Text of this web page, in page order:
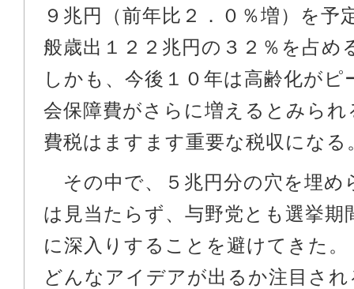
９兆円（前年比２．０％増）を予
般歳出１２２兆円の３２％を占め
しかも、今後１０年は高齢化がピ
会保障費がさらに増えるとみら
費税はますます重要な税収になる
その中で、５兆円分の穴を埋め
は見当たらず、与野党とも選挙期
に深入りすることを避けてきた。
どんなアイデアが出るか注目さ